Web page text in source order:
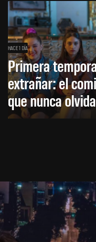
HACE 1 DÍA
Primera
extrañar: el
que nunca